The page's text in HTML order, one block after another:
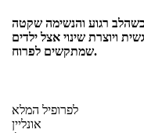
ויוצרת שינוי אצל ילדים
שמתקשים לפרוח.
לפרופיל המלא
אונליין